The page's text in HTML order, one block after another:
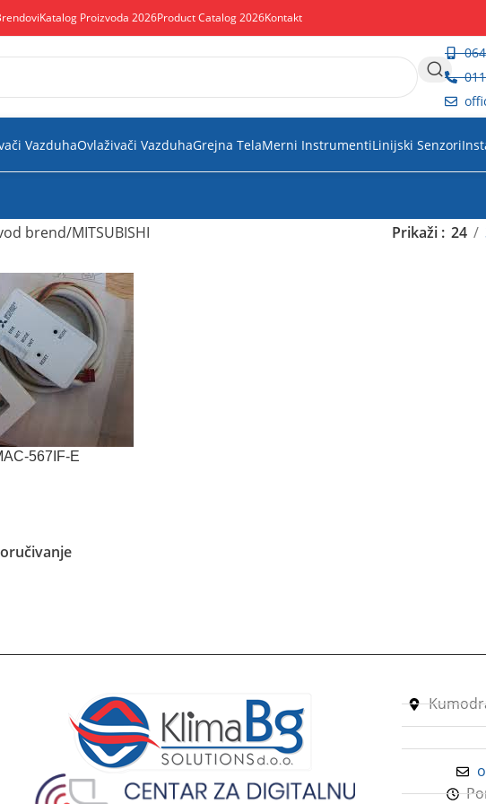
Katalog Proizvoda 2026Product Catalog 2026Kontakt
VazduhaOvlaživači VazduhaGrejna TelaMerni InstrumentiLinijski Senzori
brend MITSUBISHI Prikaži 24
567IF-E